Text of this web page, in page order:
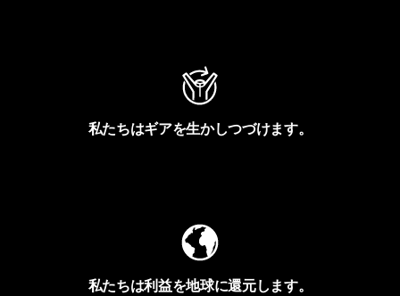
私たちはギアを生かしつづけます。
私たちは利益を地球に還元します。